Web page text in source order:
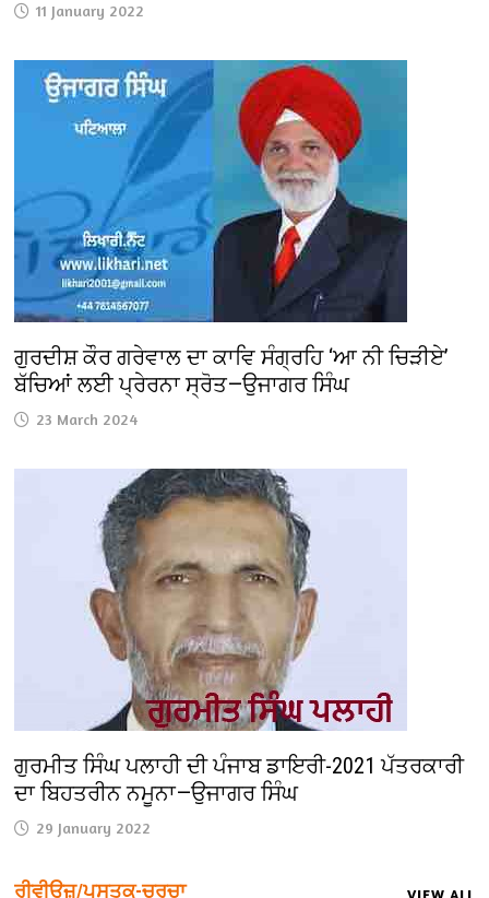
11 January 2022
ਗੁਰਦੀਸ਼ ਕੌਰ ਗਰੇਵਾਲ ਦਾ ਕਾਵਿ ਸੰਗ੍ਰਹਿ ‘ਆ ਨੀ ਚਿੜੀਏ’
ਬੱਚਿਆਂ ਲਈ ਪ੍ਰੇਰਨਾ ਸ੍ਰੋਤ—ਉਜਾਗਰ ਸਿੰਘ
23 March 2024
ਗੁਰਮੀਤ ਸਿੰਘ ਪਲਾਹੀ ਦੀ ਪੰਜਾਬ ਡਾਇਰੀ-2021 ਪੱਤਰਕਾਰੀ
ਦਾ ਬਿਹਤਰੀਨ ਨਮੂਨਾ—ਉਜਾਗਰ ਸਿੰਘ
29 January 2022
ਰੀਵੀਊਜ਼/ਪੁਸਤਕ-ਚਰਚਾ